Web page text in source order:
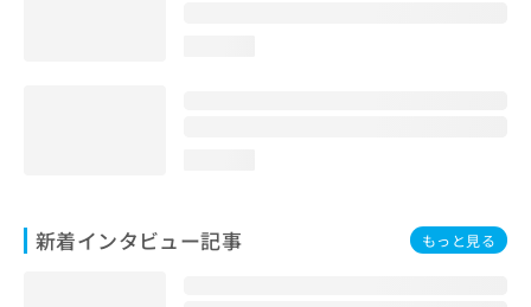
新着インタビュー記事 もっと見る